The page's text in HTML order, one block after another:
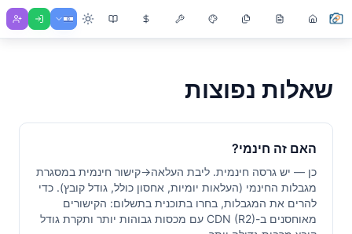
שאלות נפוצות
האם זה חינמי?
כן — יש גרסה חינמית. ליבת העלאה→קישור חינמית במסגרת
מגבלות החינמי (העלאות יומיות, אחסון כולל, גודל קובץ). כדי
להרים את המגבלות, בחרו בתוכנית בתשלום: הקישורים
מאוחסנים ב-CDN (R2) עם מכסות גבוהות יותר ותקרת גודל